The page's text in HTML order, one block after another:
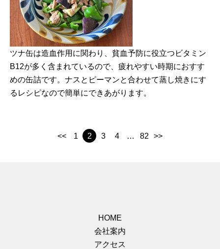
ツナ缶は造血作用に関わり、貧血予防に役立つビタミン
B12が多く含まれているので、疲れやすい時期におすす
めの缶詰です。ナスとピーマンと合わせて蒸し焼きにす
るレシピなので簡単にできあがります。
<< 1 2 3 4 … 82 >>
HOME
会社案内
アクセス